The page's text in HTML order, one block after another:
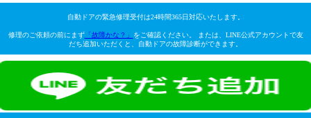
自動ドアの緊急修理受付は24時間365日対応いたします。
修理のご依頼の前にまず「故障かな？」
をご確認ください。 または、LINE公式アカウントで友
だち追加いただくと、自動ドアの故障診断ができます。